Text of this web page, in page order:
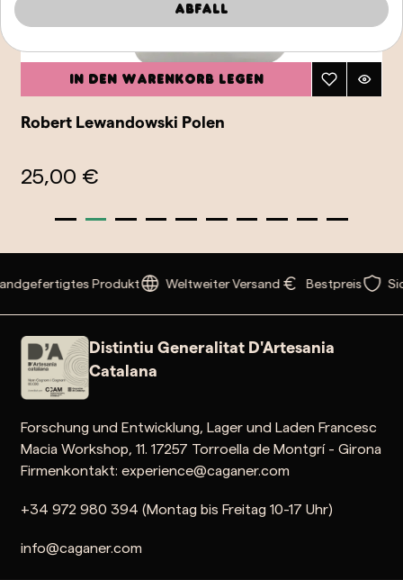
In den Warenkorb legen
Robert Lewandowski Polen
25,00 €
Produkt Weltweiter Versand Bestpreis
Distintiu Generalitat D'Artesania
Catalana
Forschung und Entwicklung, Lager und Laden Francesc
Macia Workshop, 11. 17257 Torroella de Montgrí - Girona
Firmenkontakt: experience@caganer.com
+34 972 980 394 (Montag bis Freitag 10-17 Uhr)
info@caganer.com
Abfall